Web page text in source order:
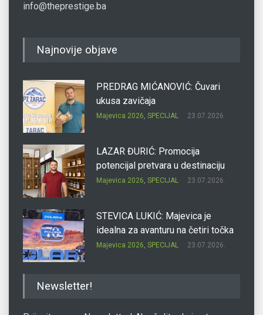
info@theprestige.ba
Najnovije objave
PREDRAG MIĆANOVIĆ: Čuvari
ukusa zavičaja
Majevica 2026, SPECIJAL 23.07.2026.
LAZAR ĐURIĆ: Promocija
potencijal pretvara u destinaciju
Majevica 2026, SPECIJAL 23.07.2026.
STEVICA LUKIĆ: Majevica je
idealna za avanturu na četiri točka
Majevica 2026, SPECIJAL 23.07.2026.
Newsletter!